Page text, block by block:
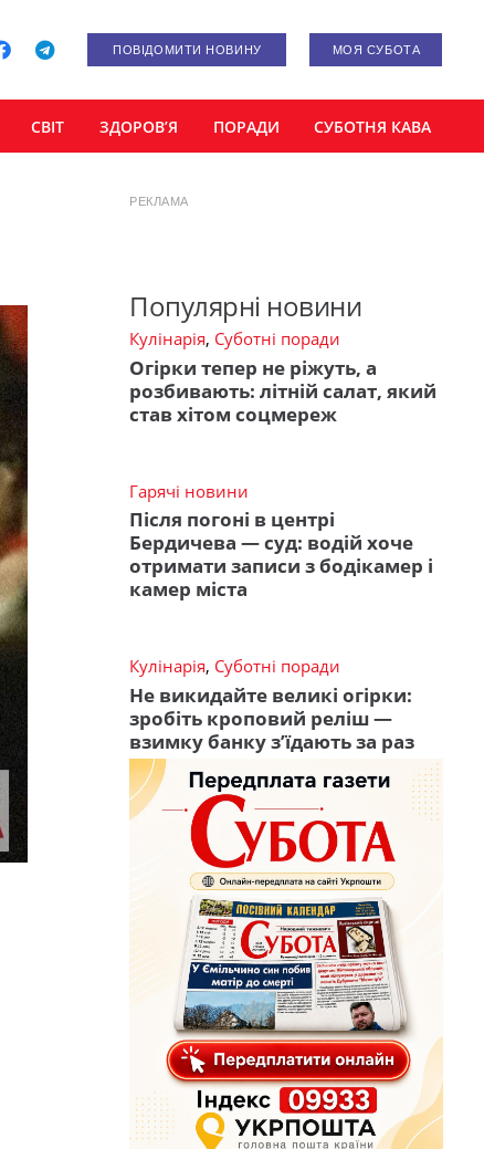
ПОВІДОМИТИ НОВИНУ МОЯ СУБОТА
СВІТ ЗДОРОВ’Я ПОРАДИ СУБОТНЯ КАВА
РЕКЛАМА
Популярні новини
Кулінарія, Суботні поради
Огірки тепер не ріжуть, а
розбивають: літній салат, який
став хітом соцмереж
Гарячі новини
Після погоні в центрі
Бердичева — суд: водій хоче
отримати записи з бодікамер і
камер міста
Кулінарія, Суботні поради
Не викидайте великі огірки:
зробіть кроповий реліш —
взимку банку з’їдають за раз